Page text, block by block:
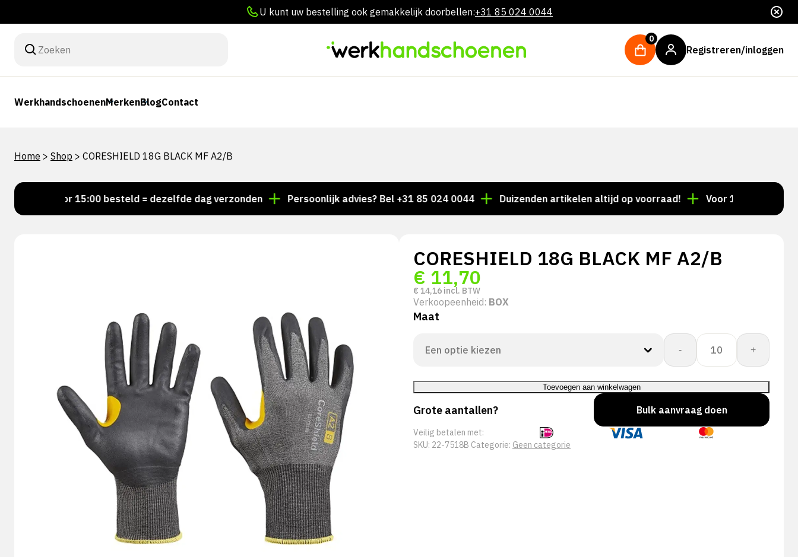
U kunt uw bestelling ook gemakkelijk doorbellen:+31 85 024 0044
0
Registreren/inloggen
WerkhandschoenenMerkenBlogContact
Home > Shop > CORESHIELD 18G BLACK MF A2/B
Voor 15:00 besteld = dezelfde dag verzonden Persoonlijk advies? Bel +31 85 024 0044 Duizenden artikelen altijd op voorraad! Voor 15:00 besteld =
CORESHIELD 18G BLACK MF A2/B
€ 11,70
€ 14,16 incl. BTW
Verkoopeenheid: BOX
Maat
-
CORESHIELD
18G
BLACK
MF
A2/B
aantal
+
Toevoegen aan winkelwagen
Grote aantallen? Bulk aanvraag doen
Veilig betalen met:
SKU: 22-7518B Categorie: Geen categorie